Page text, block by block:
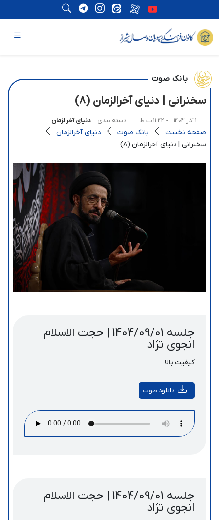
بانک صوت
سخنرانی | دنیای آخرالزمان (8)
1 آذر 1404 - 11:42 ب.ظ دسته بندی: دنیای آخرالزمان
صفحه نخست بانک صوت
دنیای آخرالزمان
سخنرانی | دنیای آخرالزمان (8)
جلسه 1404/09/01 | حجت الاسلام
انجوی نژاد
کیفیت بالا
دانلود صوت
جلسه 1404/09/01 | حجت الاسلام
انجوی نژاد